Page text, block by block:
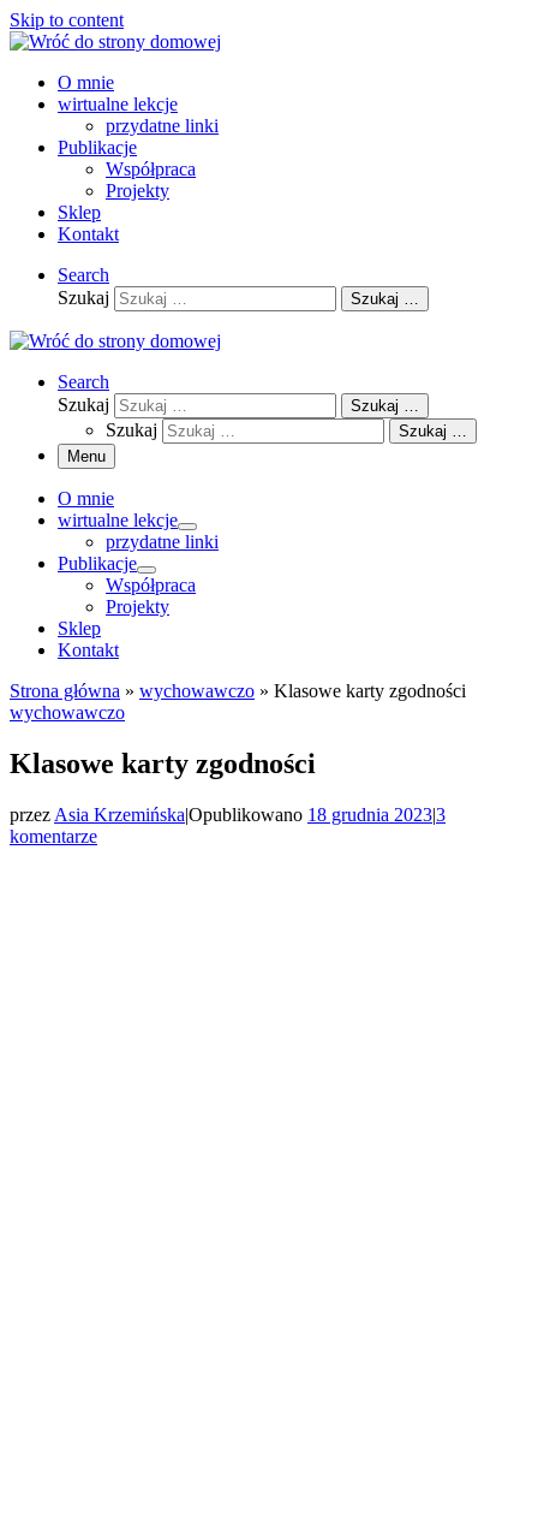
Skip to content
O mnie
wirtualne lekcje
przydatne linki
Publikacje
Współpraca
Projekty
Sklep
Kontakt
Search
Szukaj
Szukaj …
Search
Szukaj
Szukaj …
Szukaj
Szukaj …
Menu
O mnie
wirtualne lekcje
przydatne linki
Publikacje
Współpraca
Projekty
Sklep
Kontakt
Strona główna » wychowawczo » Klasowe karty zgodności
wychowawczo
Klasowe karty zgodności
przez Asia Krzemińska|Opublikowano 18 grudnia 2023|3
komentarze